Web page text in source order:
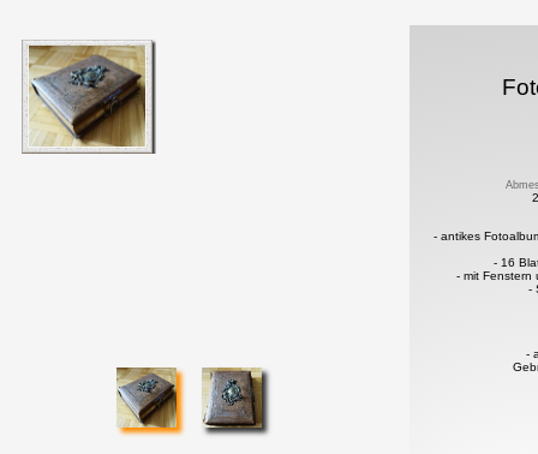
- antikes
- 16
- mit Fenstern
-
-